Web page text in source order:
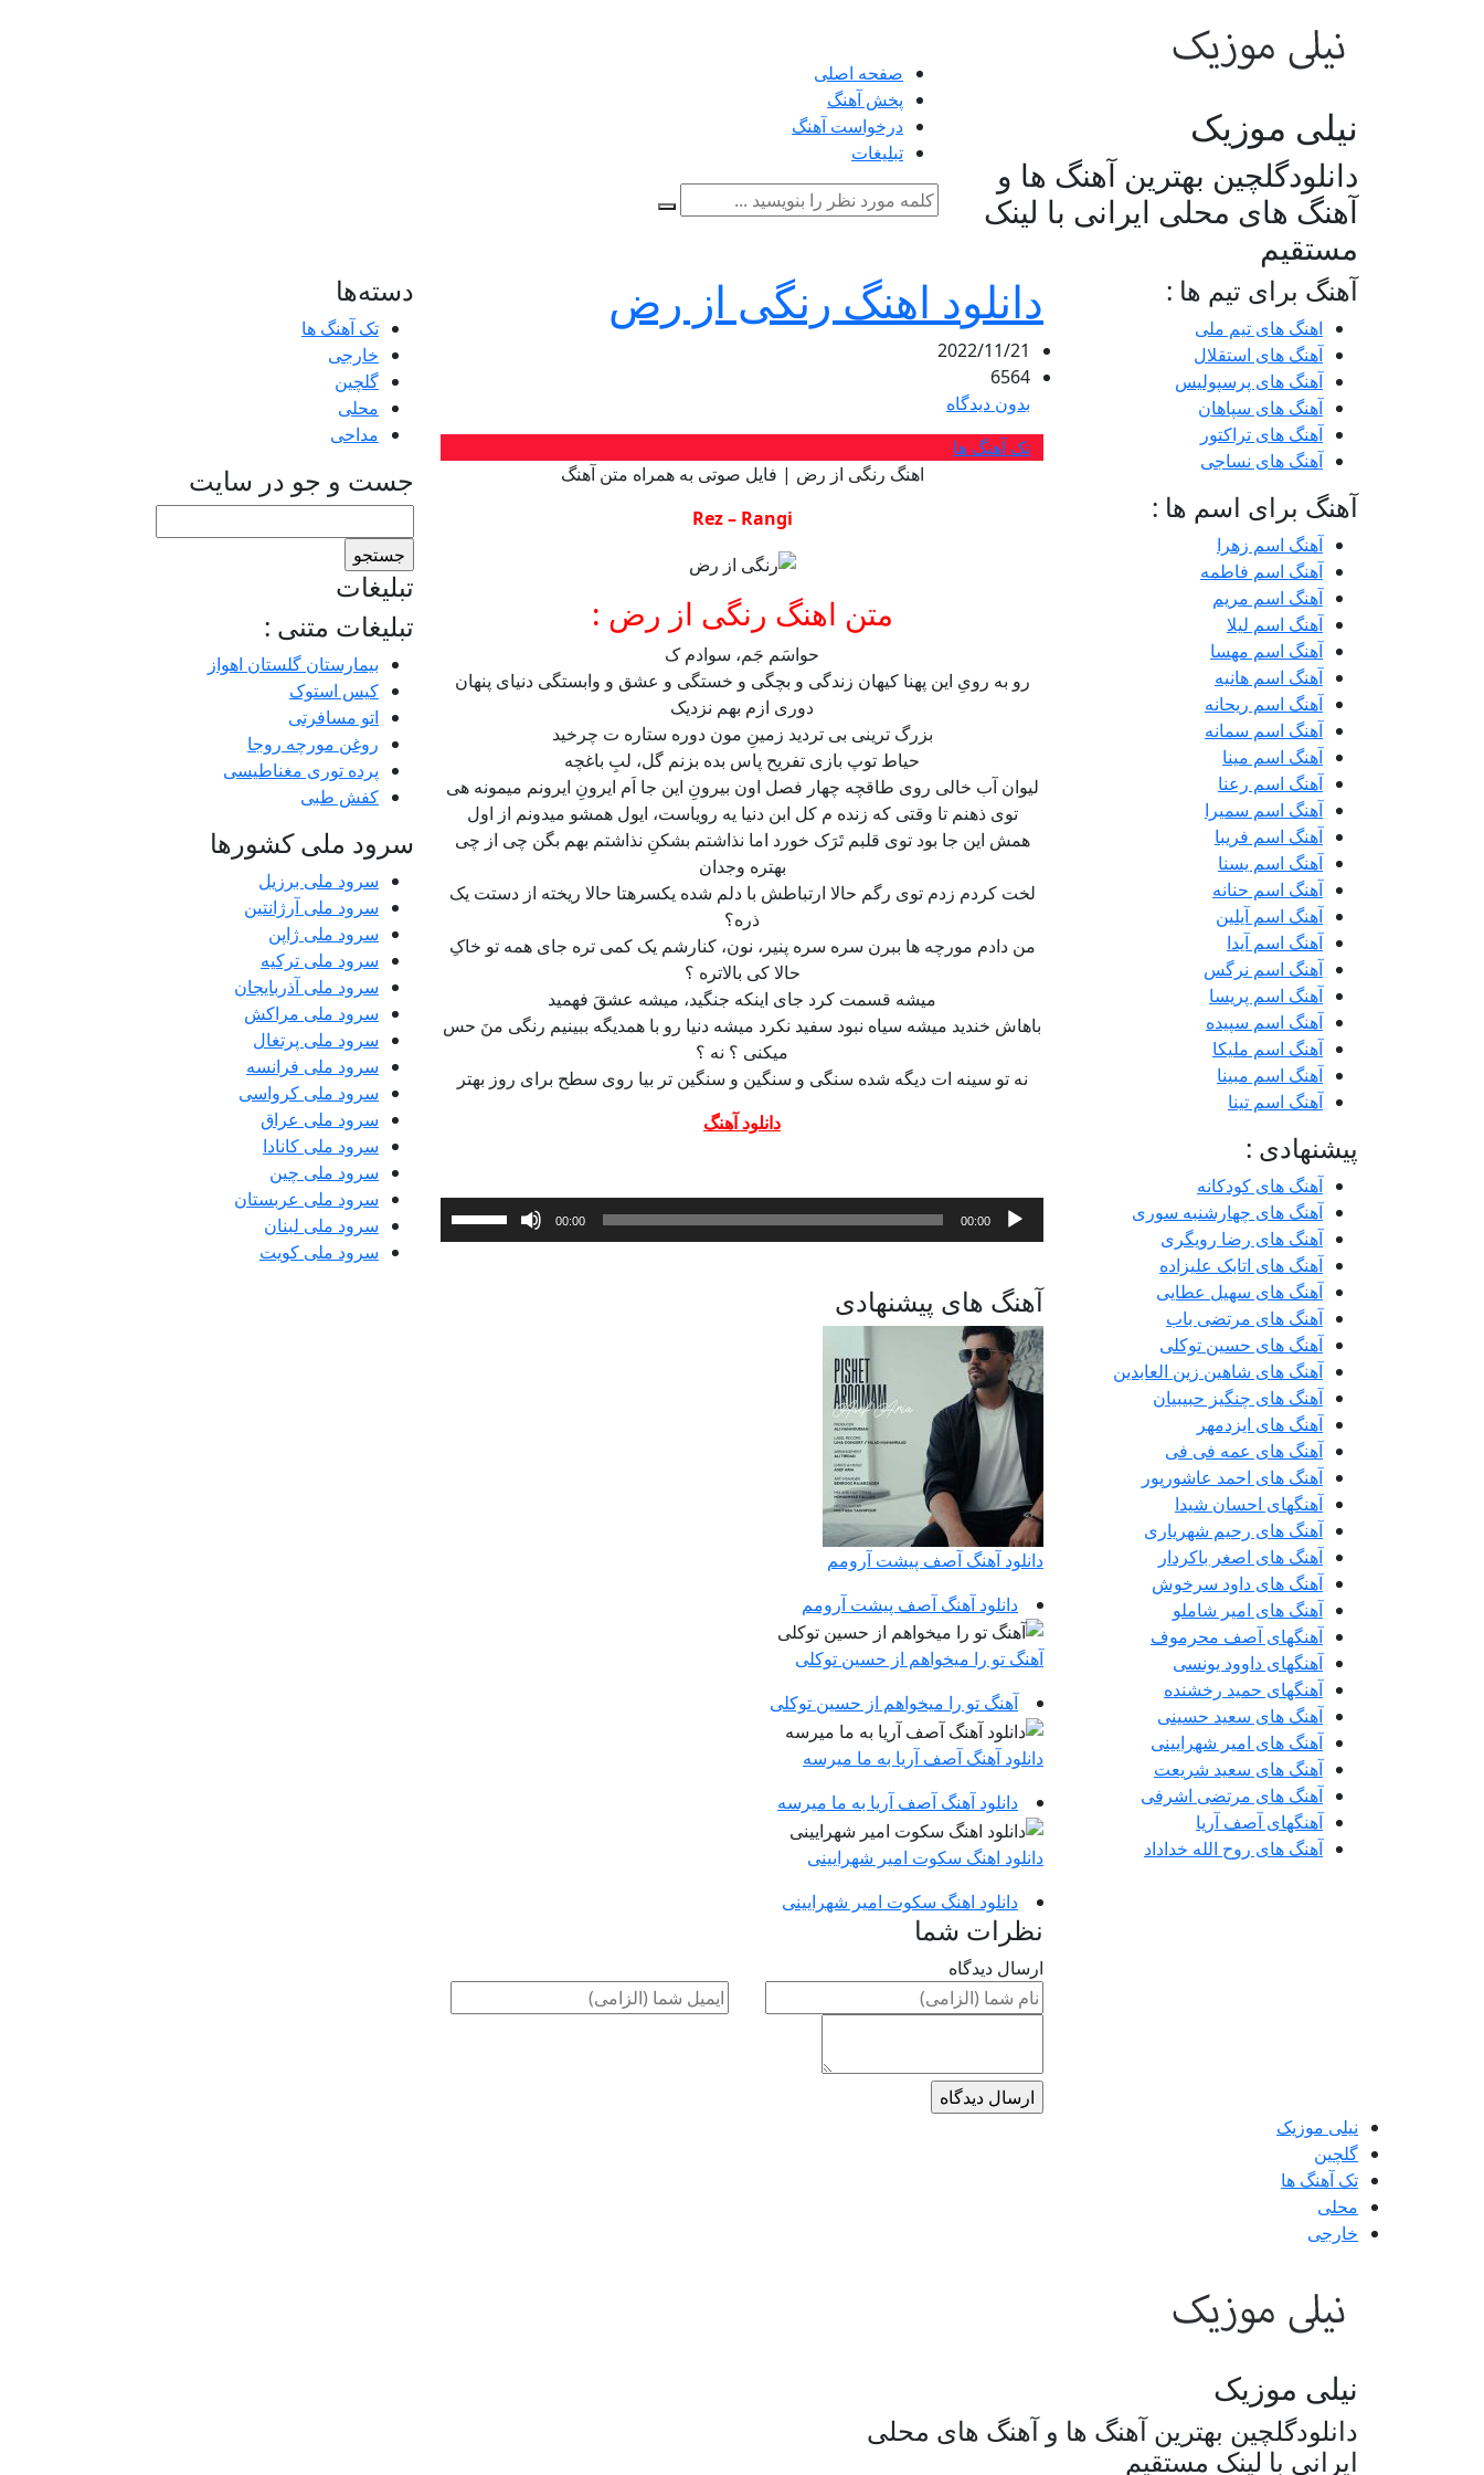
نیلی موزیک
دانلودگلچین بهترین آهنگ ها و
آهنگ های محلی ایرانی با لینک
مستقیم
صفحه اصلی
پخش آهنگ
درخواست آهنگ
تبلیغات
آهنگ برای تیم ها :
اهنگ های تیم ملی
آهنگ های استقلال
آهنگ های پرسپولیس
آهنگ های سپاهان
آهنگ های تراکتور
آهنگ های نساجی
آهنگ برای اسم ها :
آهنگ اسم زهرا
آهنگ اسم فاطمه
آهنگ اسم مریم
آهنگ اسم لیلا
آهنگ اسم مهسا
آهنگ اسم هانیه
آهنگ اسم ریحانه
آهنگ اسم سمانه
آهنگ اسم مینا
آهنگ اسم رعنا
آهنگ اسم سمیرا
آهنگ اسم فریبا
آهنگ اسم یسنا
آهنگ اسم حنانه
آهنگ اسم آیلین
آهنگ اسم آیدا
آهنگ اسم نرگس
آهنگ اسم پریسا
آهنگ اسم سپیده
آهنگ اسم ملیکا
آهنگ اسم مبینا
آهنگ اسم تینا
پیشنهادی :
آهنگ های کودکانه
آهنگ های چهارشنبه سوری
آهنگ های رضا رویگری
آهنگ های اتابک علیزاده
آهنگ های سهیل عطایی
آهنگ های مرتضی باب
آهنگ های حسین توکلی
آهنگ های شاهین زین العابدین
آهنگ های چنگیز حبیبیان
آهنگ های ایزدمهر
آهنگ های عمه فی فی
آهنگ های احمد عاشورپور
آهنگهای احسان شیدا
آهنگ های رحیم شهریاری
آهنگ های اصغر باکردار
آهنگ های داود سرخوش
آهنگ های امیر شاملو
آهنگهای آصف محرموف
آهنگهای داوود یونسی
آهنگهای حمید رخشنده
آهنگ های سعید حسینی
آهنگ های امیر شهرایینی
آهنگ های سعید شریعت
آهنگ های مرتضی اشرفی
آهنگهای آصف آریا
آهنگ های روح الله خداداد
دانلود اهنگ رنگی از رض
2022/11/21
6564
بدون دیدگاه
تک آهنگ ها
اهنگ رنگی از رض | فایل صوتی به همراه متن آهنگ
Rez – Rangi
متن اهنگ رنگی از رض :
حواسَم جَم، سوادم ک
رو به رویِ این پهنا کیهان زندگی و بچگی و خستگی و عشق و وابستگی دنیای پنهان
دوری ازم بهم نزدیک
بزرگ ترینی بی تردید زمینِ مون دوره ستاره ت چرخید
حیاط توپ بازی تفریح پاس بده بزنم گل، لبِ باغچه
لیوان آب خالی روی طاقچه چهار فصل اون بیرونِ این جا اَم ایرونِ ایرونم میمونه هی
توی ذهنم تا وقتی که زنده م کل ابن دنیا یه رویاست، ایول همشو میدونم از اول
همش این جا بود توی قلبم تَرَک خورد اما نذاشتم بشکنِ نذاشتم بهم بگن چی از چی
بهتره وجدان
لخت کردم زدم توی رگم حالا ارتباطش با دلم شده یکسرهتا حالا ریخته از دستت یک
ذره؟
من دادم مورچه ها ببرن سره سره پنیر، نون، کنارشم یک کمی تره جای همه تو خاکِ
حالا کی بالاتره ؟
میشه قسمت کرد جای اینکه جنگید، میشه عشقَ فهمید
باهاش خندید میشه سیاه نبود سفید نکرد میشه دنیا رو با همدیگه ببینیم رنگی منَ حس
میکنی ؟ نه ؟
نه تو سینه ات دیگه شده سنگی و سنگین و سنگین تر بیا روی سطح برای روز بهتر
دانلود آهنگ
پخش‌کننده
صوت
00:00
00:00
آهنگ های پیشنهادی
دانلود آهنگ آصف پیشت آرومم
دانلود آهنگ آصف پیشت آرومم
آهنگ تو را میخواهم از حسین توکلی
آهنگ تو را میخواهم از حسین توکلی
دانلود آهنگ آصف آریا به ما میرسه
دانلود آهنگ آصف آریا به ما میرسه
دانلود اهنگ سکوت امیر شهرایینی
دانلود اهنگ سکوت امیر شهرایینی
نظرات شما
ارسال دیدگاه
دسته‌ها
تک آهنگ ها
خارجی
گلچین
محلی
مداحی
جست و جو در سایت
برای:
تبلیغات
تبلیغات متنی :
بیمارستان گلستان اهواز
کیس استوک
اتو مسافرتی
روغن مورچه روجا
پرده توری مغناطیسی
کفش طبی
سرود ملی کشورها
سرود ملی برزیل
سرود ملی آرژانتین
سرود ملی ژاپن
سرود ملی ترکیه
سرود ملی آذربایجان
سرود ملی مراکش
سرود ملی پرتغال
سرود ملی فرانسه
سرود ملی کرواسی
سرود ملی عراق
سرود ملی کانادا
سرود ملی چین
سرود ملی عربستان
سرود ملی لبنان
سرود ملی کویت
نیلی موزیک
گلچین
تک آهنگ ها
محلی
خارجی
نیلی موزیک
دانلودگلچین بهترین آهنگ ها و آهنگ های محلی
ایرانی با لینک مستقیم